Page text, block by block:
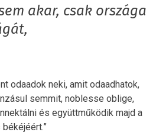
akar, csak országa
odaadok neki, amit odaadhatok,
semmit, noblesse oblige,
és együttműködik majd a